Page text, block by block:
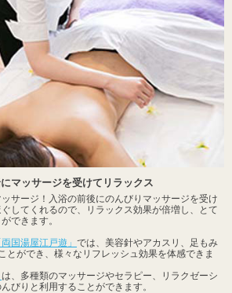
マッサージを受けてリラックス
サージ！入浴の前後にのんびりマッサージを受け
してくれるので、リラックス効果が倍増し、とて
できます。
両国湯屋江戸遊」 では、美容針やアカスリ、足もみ
とができ、様々なリフレッシュ効果を体感できま
は、多種類のマッサージやセラピー、リラクゼーシ
びりと利用することができます。